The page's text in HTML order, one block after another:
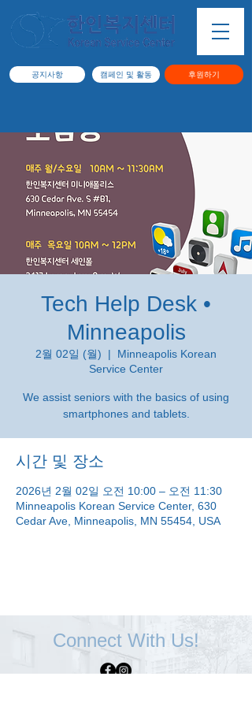
공지사항 캠페인 및 활동 후원하기
Tech Help Desk •
Minneapolis
2월 02일 (월)
  |
Minneapolis Korean
Service Center
We assist seniors with the basics of using
smartphones and tablets.
시간 및 장소
2026년 2월 02일 오전 10:00 – 오전 11:30
Minneapolis Korean Service Center, 630
Cedar Ave, Minneapolis, MN 55454, USA
Connect With Us!